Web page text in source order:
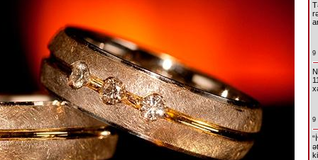
9
9